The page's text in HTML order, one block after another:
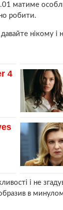
матиме
робити.
нікому і
і не
в